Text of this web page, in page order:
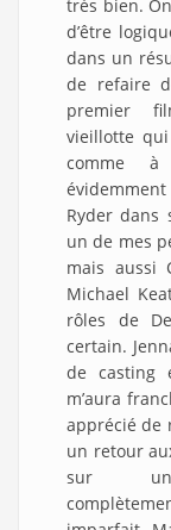
très bien.
d’être
dans un
de refaire
premier
vieillotte qui
comme à
Ryder dans
un de mes
mais aussi
Michael
rôles de
certain.
de casting
m’aura
apprécié de
un retour
sur